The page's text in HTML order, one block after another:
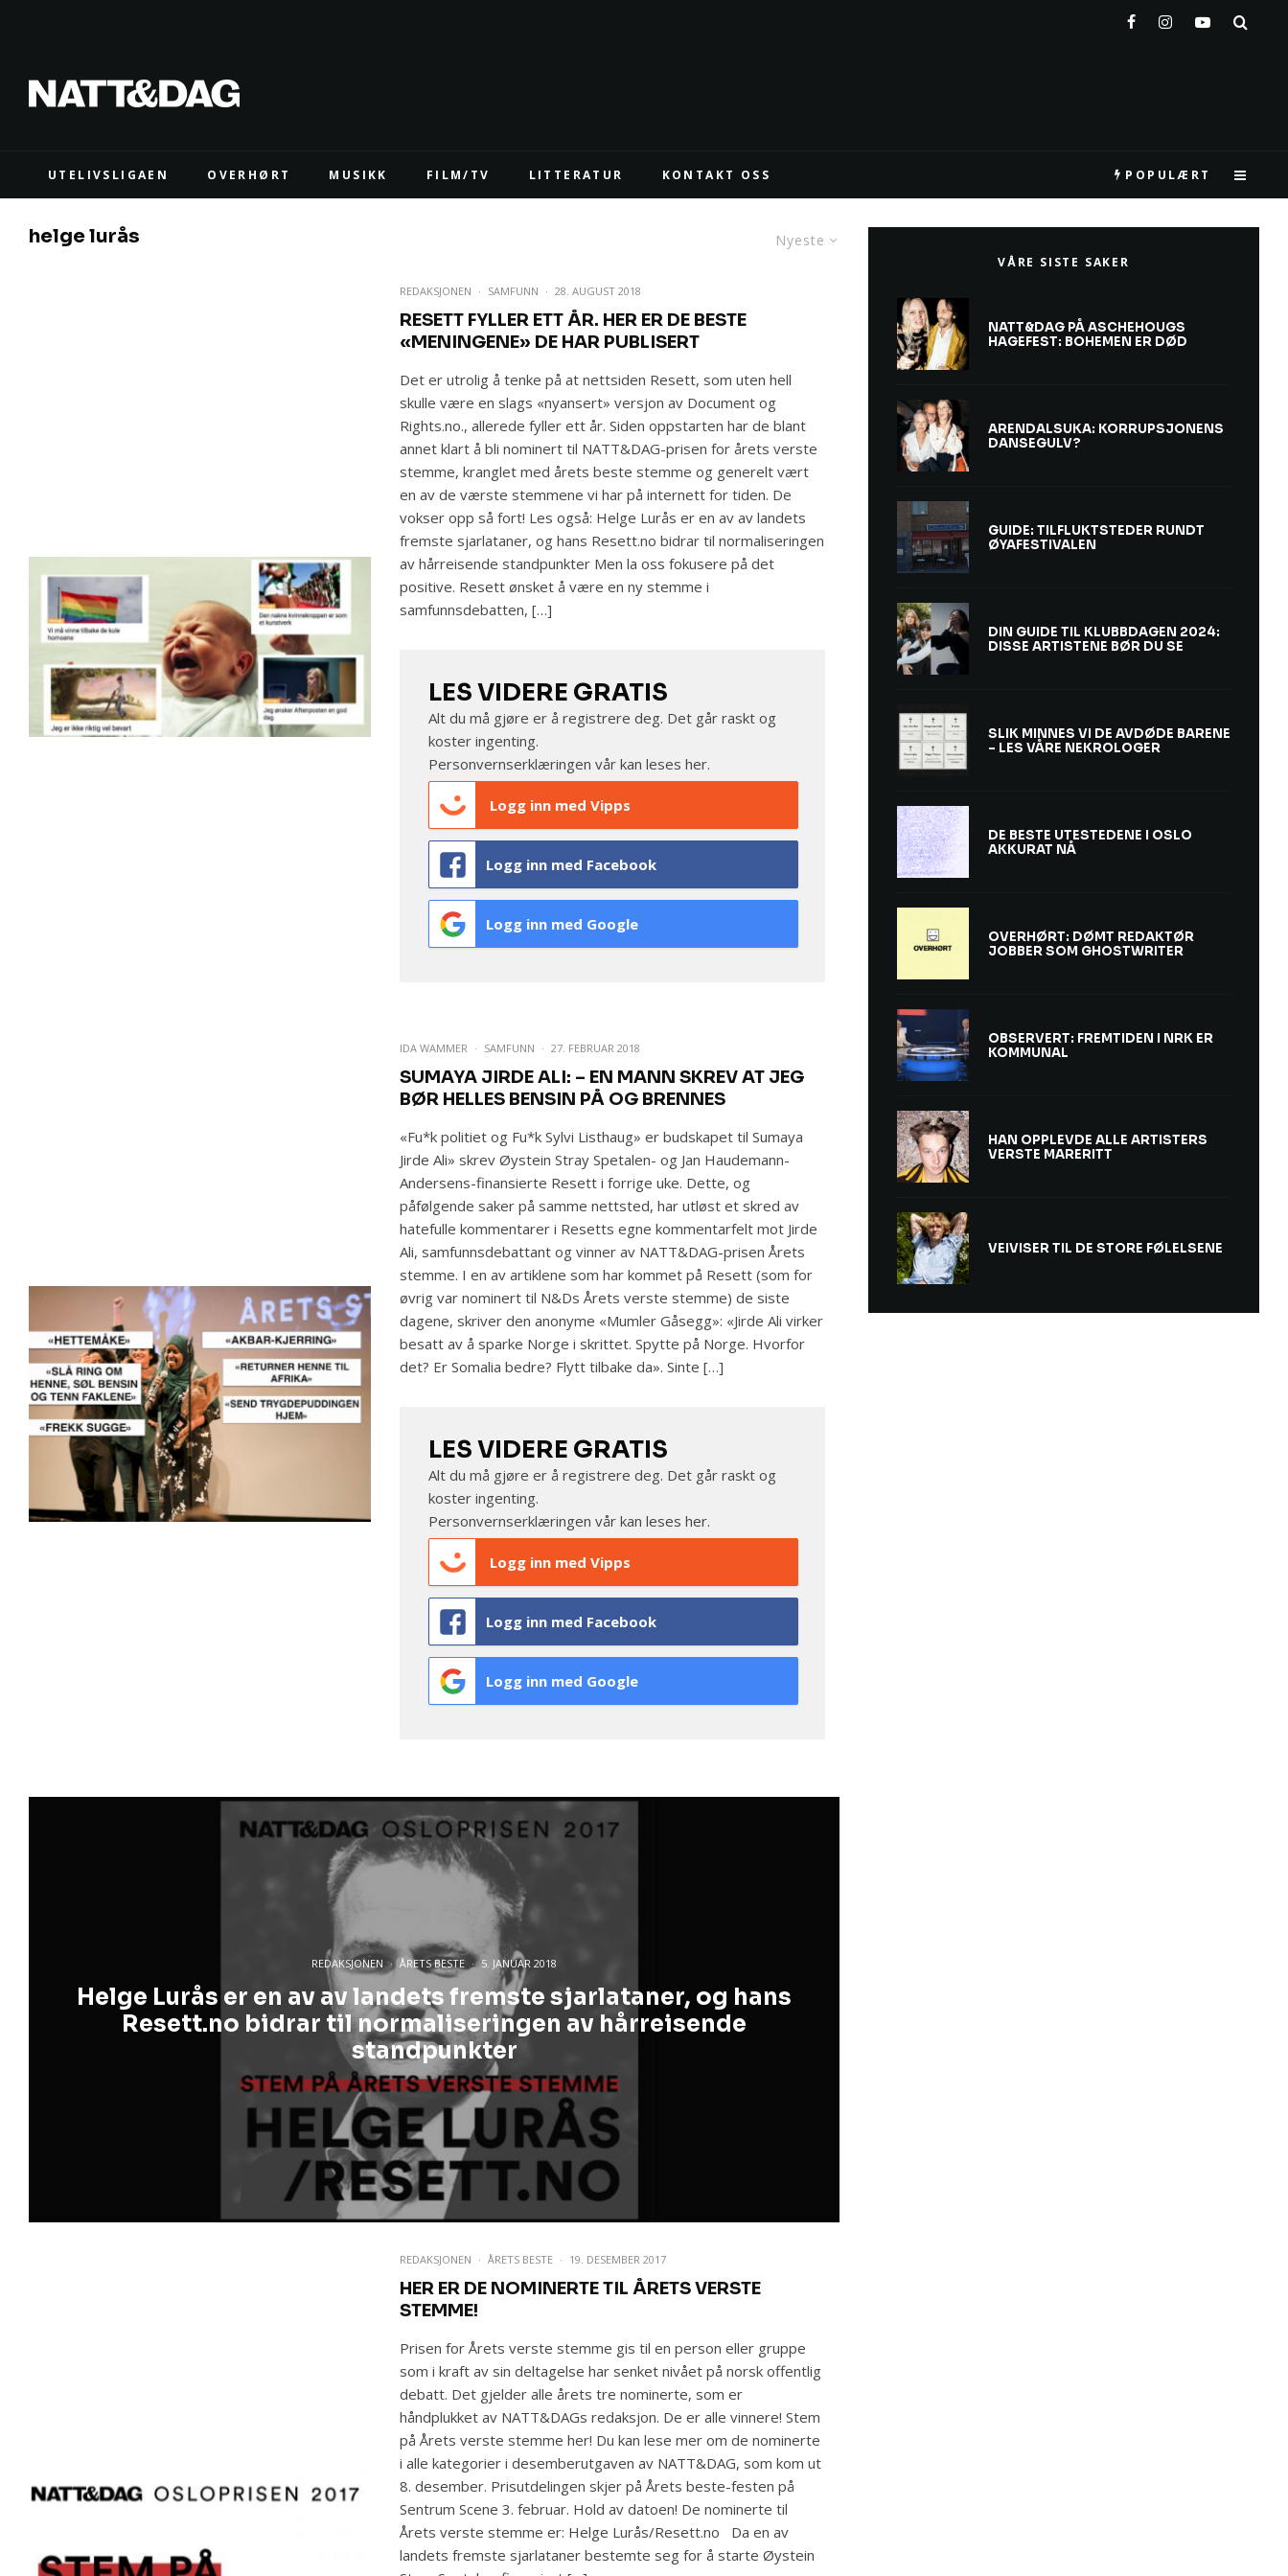
UTELIVSLIGAEN OVERHØRT MUSIKK FILM/TV LITTERATUR KONTAKT OSS POPULÆRT
Nyeste
helge lurås
REDAKSJONEN · SAMFUNN · 28. AUGUST 2018
RESETT FYLLER ETT ÅR. HER ER DE BESTE
«MENINGENE» DE HAR PUBLISERT
Det er utrolig å tenke på at nettsiden Resett, som uten hell
skulle være en slags «nyansert» versjon av Document og
Rights.no., allerede fyller ett år. Siden oppstarten har de blant
annet klart å bli nominert til NATT&DAG-prisen for årets verste
stemme, kranglet med årets beste stemme og generelt vært
en av de værste stemmene vi har på internett for tiden. De
vokser opp så fort! Les også: Helge Lurås er en av av landets
fremste sjarlataner, og hans Resett.no bidrar til normaliseringen
av hårreisende standpunkter Men la oss fokusere på det
positive. Resett ønsket å være en ny stemme i
samfunnsdebatten, […]
LES VIDERE GRATIS
Alt du må gjøre er å registrere deg. Det går raskt og
koster ingenting.
Personvernserklæringen vår kan lesesher.
Logg inn med Vipps
Logg inn med Facebook
Logg inn med Google
IDA WAMMER · SAMFUNN · 27. FEBRUAR 2018
SUMAYA JIRDE ALI: – EN MANN SKREV AT JEG
BØR HELLES BENSIN PÅ OG BRENNES
«Fu*k politiet og Fu*k Sylvi Listhaug» er budskapet til Sumaya
Jirde Ali» skrev Øystein Stray Spetalen- og Jan Haudemann-
Andersens-finansierte Resett i forrige uke. Dette, og
påfølgende saker på samme nettsted, har utløst et skred av
hatefulle kommentarer i Resetts egne kommentarfelt mot Jirde
Ali, samfunnsdebattant og vinner av NATT&DAG-prisen Årets
stemme. I en av artiklene som har kommet på Resett (som for
øvrig var nominert til N&Ds Årets verste stemme) de siste
dagene, skriver den anonyme «Mumler Gåsegg»: «Jirde Ali virker
besatt av å sparke Norge i skrittet. Spytte på Norge. Hvorfor
det? Er Somalia bedre? Flytt tilbake da». Sinte […]
LES VIDERE GRATIS
Alt du må gjøre er å registrere deg. Det går raskt og
koster ingenting.
Personvernserklæringen vår kan lesesher.
Logg inn med Vipps
Logg inn med Facebook
Logg inn med Google
REDAKSJONEN · ÅRETS BESTE · 5. JANUAR 2018
Helge Lurås er en av av landets fremste sjarlataner, og hans
Resett.no bidrar til normaliseringen av hårreisende
standpunkter
REDAKSJONEN · ÅRETS BESTE · 19. DESEMBER 2017
HER ER DE NOMINERTE TIL ÅRETS VERSTE
STEMME!
Prisen for Årets verste stemme gis til en person eller gruppe
som i kraft av sin deltagelse har senket nivået på norsk offentlig
debatt. Det gjelder alle årets tre nominerte, som er
håndplukket av NATT&DAGs redaksjon. De er alle vinnere! Stem
på Årets verste stemme her! Du kan lese mer om de nominerte
i alle kategorier i desemberutgaven av NATT&DAG, som kom ut
8. desember. Prisutdelingen skjer på Årets beste-festen på
Sentrum Scene 3. februar. Hold av datoen! De nominerte til
Årets verste stemme er: Helge Lurås/Resett.no Da en av
landets fremste sjarlataner bestemte seg for å starte Øystein
VÅRE SISTE SAKER
NATT&DAG PÅ ASCHEHOUGS
HAGEFEST: BOHEMEN ER DØD
ARENDALSUKA: KORRUPSJONENS
DANSEGULV?
GUIDE: TILFLUKTSTEDER RUNDT
ØYAFESTIVALEN
DIN GUIDE TIL KLUBBDAGEN 2024:
DISSE ARTISTENE BØR DU SE
SLIK MINNES VI DE AVDØDE BARENE
– LES VÅRE NEKROLOGER
DE BESTE UTESTEDENE I OSLO
AKKURAT NÅ
OVERHØRT: DØMT REDAKTØR
JOBBER SOM GHOSTWRITER
OBSERVERT: FREMTIDEN I NRK ER
KOMMUNAL
HAN OPPLEVDE ALLE ARTISTERS
VERSTE MARERITT
VEIVISER TIL DE STORE FØLELSENE